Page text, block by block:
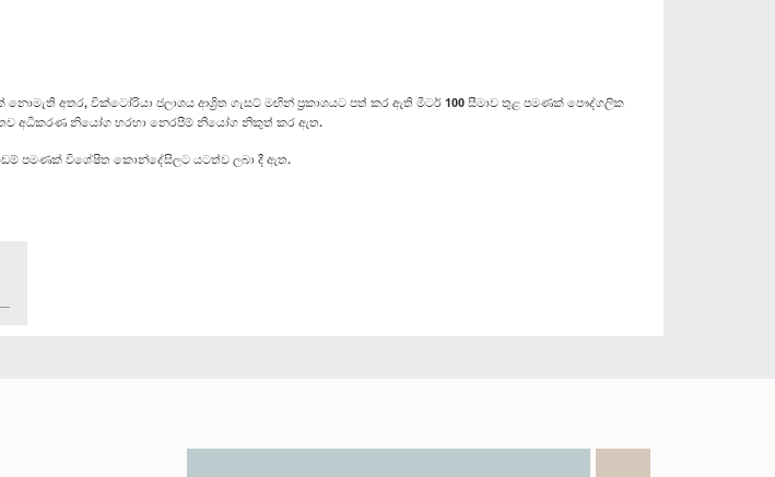
අතර, වික්ටෝරියා ජලාශය ආශ්‍රිත ගැසට් මඟින් ප්‍රකාශයට පත් කර ඇති මීටර් 100 සීමාව තුළ පමණක් පෞද්ගලික
අධිකරණ නියෝග හරහා නෙරපීම් නියෝග නිකුත් කර ඇත.
පමණක් විශේෂිත කොන්දේසිලට යටත්ව ලබා දී ඇත.